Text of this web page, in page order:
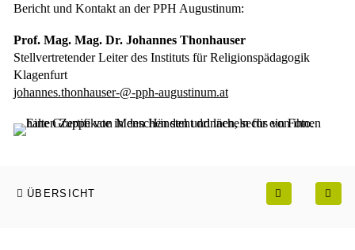
Bericht und Kontakt an der PPH Augustinum:
Prof. Mag. Mag. Dr. Johannes Thonhauser
Stellvertretender Leiter des Instituts für Religionspädagogik
Klagenfurt
johannes.thonhauser-@-pph-augustinum.at
ÜBERSICHT